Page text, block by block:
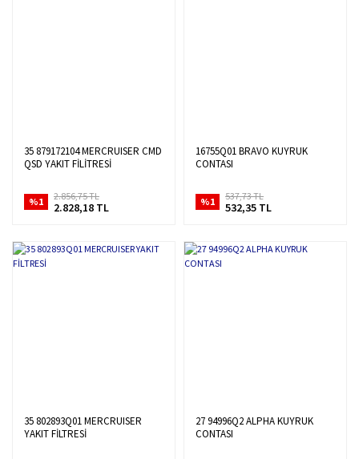
35 879172104 MERCRUISER CMD
QSD YAKIT FİLİTRESİ
%1 2.856,75 TL
2.828,18 TL
16755Q01 BRAVO KUYRUK
CONTASI
%1 537,73 TL
532,35 TL
35 802893Q01 MERCRUISER
YAKIT FİLTRESİ
27 94996Q2 ALPHA KUYRUK
CONTASI